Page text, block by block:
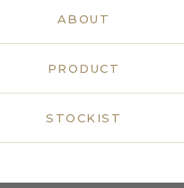
ABOUT
PRODUCT
STOCKIST